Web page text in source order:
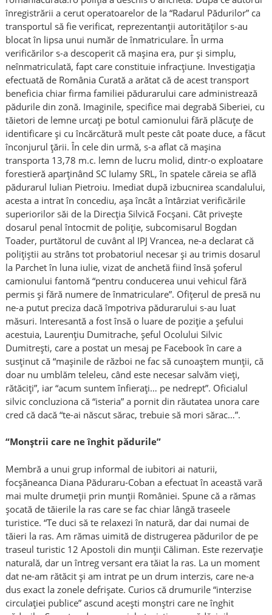
înregistrării a cerut operatoarelor de la “Radarul Pădurilor” ca
transportul să fie verificat, reprezentanţii autorităţilor s-au
blocat în lipsa unui număr de înmatriculare. În urma
verificărilor s-a descoperit că mașina era, pur și simplu,
neînmatriculată, fapt care constituie infracțiune. Investigația
efectuată de România Curată a arătat că de acest transport
beneficia chiar firma familiei pădurarului care administrează
pădurile din zonă. Imaginile, specifice mai degrabă Siberiei, cu
tăietori de lemne urcaţi pe botul camionului fără plăcuţe de
identificare şi cu încărcătură mult peste cât poate duce, a făcut
înconjurul ţării. În cele din urmă, s-a aflat că mașina
transporta 13,78 m.c. lemn de lucru molid, dintr-o exploatare
forestieră aparţinând SC Iulamy SRL, în spatele căreia se află
pădurarul Iulian Pietroiu. Imediat după izbucnirea scandalului,
acesta a intrat în concediu, așa încât a întârziat verificările
superiorilor săi de la Direcția Silvică Focșani. Cât privește
dosarul penal întocmit de poliție, subcomisarul Bogdan
Toader, purtătorul de cuvânt al IPJ Vrancea, ne-a declarat că
polițiștii au strâns tot probatoriul necesar și au trimis dosarul
la Parchet în luna iulie, vizat de anchetă fiind însă șoferul
camionului fantomă “pentru conducerea unui vehicul fără
permis și fără numere de înmatriculare”. Ofițerul de presă nu
ne-a putut preciza dacă împotriva pădurarului s-au luat
măsuri. Interesantă a fost însă o luare de poziție a șefului
acestuia, Laurenţiu Dumitrache, şeful Ocolului Silvic
Dumitreşti, care a postat un mesaj pe Facebook în care a
susținut că “mașinile de război ne fac să cunoaștem munții, că
doar nu umblăm teleleu, când este necesar salvăm vieți,
rătăciți”, iar “acum suntem înfierați… pe nedrept”. Oficialul
silvic concluziona că “isteria” a pornit din răutatea unora care
cred că dacă “te-ai născut sărac, trebuie să mori sărac…”.
“Monștrii care ne înghit pădurile”
Membră a unui grup informal de iubitori ai naturii,
focșăneanca Diana Păduraru-Coban a efectuat în această vară
mai multe drumeții prin munții României. Spune că a rămas
șocată de tăierile la ras care se fac chiar lângă traseele
turistice. “Te duci să te relaxezi în natură, dar dai numai de
tăieri la ras. Am rămas uimită de distrugerea pădurilor de pe
traseul turistic 12 Apostoli din munții Căliman. Este rezervație
naturală, dar un întreg versant era tăiat la ras. La un moment
dat ne-am rătăcit și am intrat pe un drum interzis, care ne-a
dus exact la zonele defrișate. Curios că drumurile “interzise
circulației publice” ascund acești monștri care ne înghit